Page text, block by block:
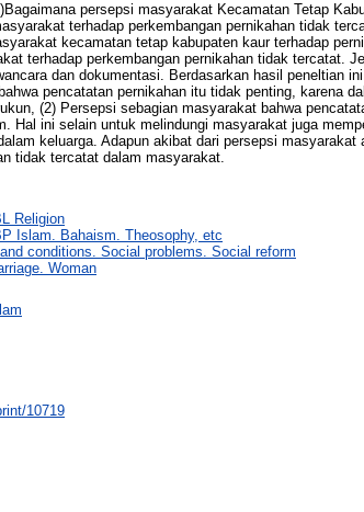
persepsi masyarakat Kecamatan Tetap
terhadap perkembangan pernikahan tidak
kecamatan tetap kabupaten kaur terhadap
terhadap perkembangan pernikahan tidak tercatat.
dan dokumentasi. Berdasarkan hasil peneltian
pencatatan pernikahan itu tidak penting, karena
(2) Persepsi sebagian masyarakat bahwa
Hal ini selain untuk melindungi masyarakat juga
keluarga. Adapun akibat dari persepsi masyarakat
tidak tercatat dalam masyarakat.
Religion
Islam. Bahaism. Theosophy, etc
conditions. Social problems. Social reform
Woman
10719